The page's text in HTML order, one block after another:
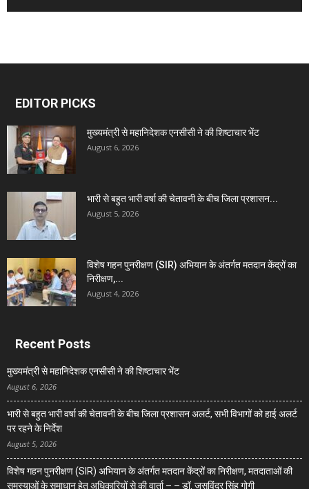
EDITOR PICKS
मुख्यमंत्री से महानिदेशक एनसीसी ने की शिष्टाचार भेंट
August 6, 2026
भारी से बहुत भारी वर्षा की चेतावनी के बीच जिला प्रशासन...
August 5, 2026
विशेष गहन पुनरीक्षण (SIR) अभियान के अंतर्गत मतदान केंद्रों का
निरीक्षण,...
August 4, 2026
Recent Posts
मुख्यमंत्री से महानिदेशक एनसीसी ने की शिष्टाचार भेंट
August 6, 2026
भारी से बहुत भारी वर्षा की चेतावनी के बीच जिला प्रशासन अलर्ट, सभी विभागों को हाई अलर्ट
पर रहने के निर्देश
August 5, 2026
विशेष गहन पुनरीक्षण (SIR) अभियान के अंतर्गत मतदान केंद्रों का निरीक्षण, मतदाताओं की
समस्याओं के समाधान हेतु अधिकारियों से की वार्ता – – डॉ. जसविंदर सिंह गोगी